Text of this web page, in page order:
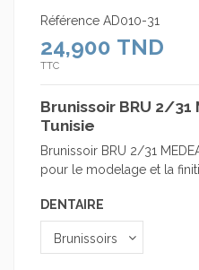
Référence AD010-31
24,900 TND
TTC
Brunissoir BRU 2/31
Tunisie
Brunissoir BRU 2/31
pour le modelage et la
DENTAIRE